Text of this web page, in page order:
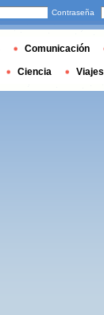
Contraseña
Comunicación
Ciencia Viajes